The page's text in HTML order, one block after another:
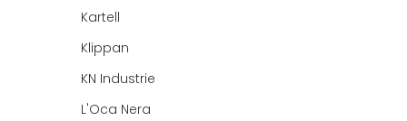
Kartell
Klippan
KN Industrie
L'Oca Nera